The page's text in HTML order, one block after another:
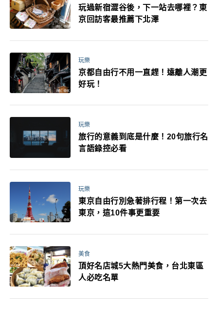
玩過新宿澀谷後，下一站去哪裡？東
京回訪客最推薦下北澤
玩樂
京都自由行不用一直趕！遠離人潮更
好玩！
玩樂
旅行的意義到底是什麼！20句旅行名
言語錄控必看
玩樂
東京自由行別急著排行程！第一次去
東京，這10件事更重要
美食
頂好名店城5大熱門美食，台北東區
人必吃名單